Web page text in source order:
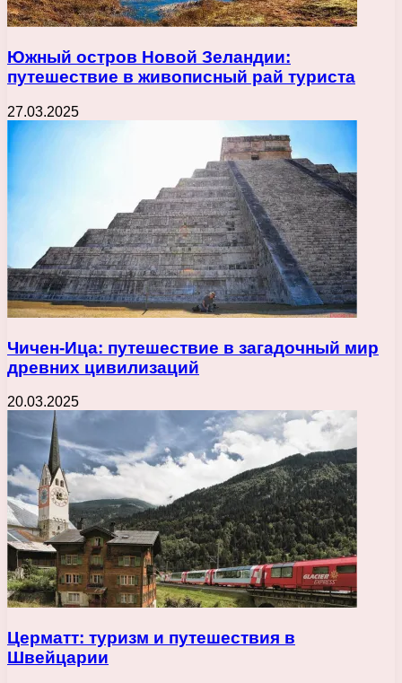
Южный остров Новой Зеландии:
путешествие в живописный рай туриста
27.03.2025
Чичен-Ица: путешествие в загадочный мир
древних цивилизаций
20.03.2025
Церматт: туризм и путешествия в
Швейцарии